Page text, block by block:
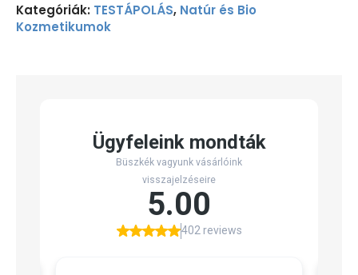
Kategóriák: TESTÁPOLÁS, Natúr és Bio
Kozmetikumok